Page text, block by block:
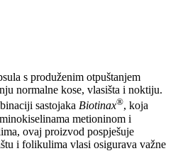
s produženim otpuštanjem
normalne kose, vlasišta i noktiju.
sastojaka Biotinax®, koja
metioninom i
ovaj proizvod pospješuje
i folikulima vlasi osigurava važne